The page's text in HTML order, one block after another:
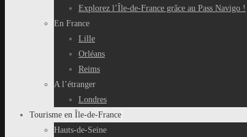
Explorez l’Île-de-France grâce au Pass Navigo !
En France
Lille
Orléans
Reims
A l’étranger
Londres
Tourisme en Île-de-France
Hauts-de-Seine